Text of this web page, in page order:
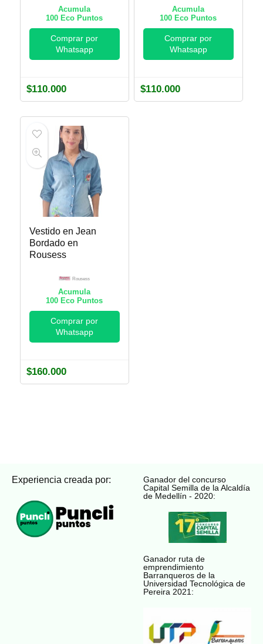
Acumula
100 Eco Puntos
Comprar por
Whatsapp
$110.000
Acumula
100 Eco Puntos
Comprar por
Whatsapp
$110.000
Vestido en Jean
Bordado en
Rousess
Rousess
Acumula
100 Eco Puntos
Comprar por
Whatsapp
$160.000
Experiencia creada por:
Ganador del concurso
Capital Semilla de la Alcaldía
de Medellín - 2020:
Ganador ruta de
emprendimiento
Barranqueros de la
Universidad Tecnológica de
Pereira 2021: